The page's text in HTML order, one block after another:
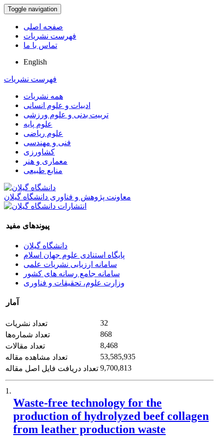
Toggle navigation
صفحه اصلی
فهرست نشریات
تماس با ما
English
فهرست نشریات
همه نشریات
ادبیات و علوم انسانی
تربیت بدنی و علوم ورزشی
علوم پایه
علوم ریاضی
فنی و مهندسی
کشاورزی
معماری و هنر
منابع طبیعی
معاونت پژوهش و فناوری دانشگاه گیلان
پیوندهای مفید
دانشگاه گیلان
پایگاه استنادی علوم جهان اسلام
سامانه ارزیابی نشریات علمی
سامانه جامع رسانه های کشور
وزارت علوم، تحقیقات و فناوری
آمار
تعداد نشریات
32
تعداد شماره‌ها
868
تعداد مقالات
8,468
تعداد مشاهده مقاله
53,585,935
تعداد دریافت فایل اصل مقاله 9,700,813
1.
Waste-free technology for the
production of hydrolyzed beef collagen
from leather production waste